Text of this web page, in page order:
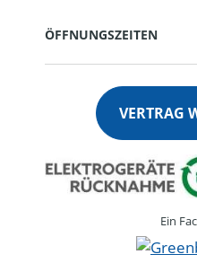
ÖFFNUNGSZEITEN
VERTRAG
Ein